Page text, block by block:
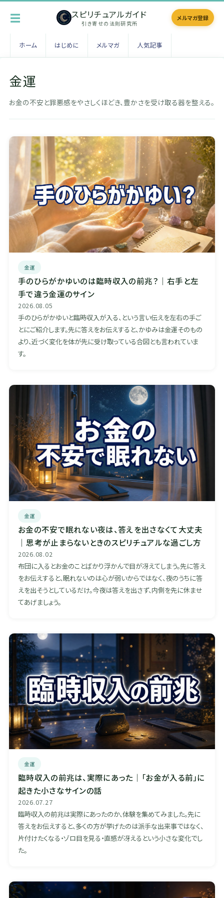
☰ スピリチュアルガイド
引き寄せの法則研究所
メルマガ登録
ホーム はじめに メルマガ 人気記事
金運
お金の不安と罪悪感をやさしくほどき、豊かさを受け取る器を整える。
金運
手のひらがかゆいのは臨時収入の前兆？｜右手と左
手で違う金運のサイン
2026.08.05
手のひらがかゆいと臨時収入が入る、という言い伝えを左右の手ご
とにご紹介します。先に答えをお伝えすると、かゆみは金運そのもの
より、近づく変化を体が先に受け取っている合図とも言われていま
す。
金運
お金の不安で眠れない夜は、答えを出さなくて大丈夫
｜思考が止まらないときのスピリチュアルな過ごし方
2026.08.02
布団に入るとお金のことばかり浮かんで目が冴えてしまう。先に答え
をお伝えすると、眠れないのは心が弱いからではなく、夜のうちに答
えを出そうとしているだけ。今夜は答えを出さず、内側を先に休ませ
てあげましょう。
金運
臨時収入の前兆は、実際にあった｜「お金が入る前」に
起きた小さなサインの話
2026.07.27
臨時収入の前兆は実際にあったのか、体験を集めてみました。先に
答えをお伝えすると、多くの方が挙げたのは派手な出来事ではなく、
片付けたくなる・ゾロ目を見る・直感が冴えるという小さな変化でし
た。